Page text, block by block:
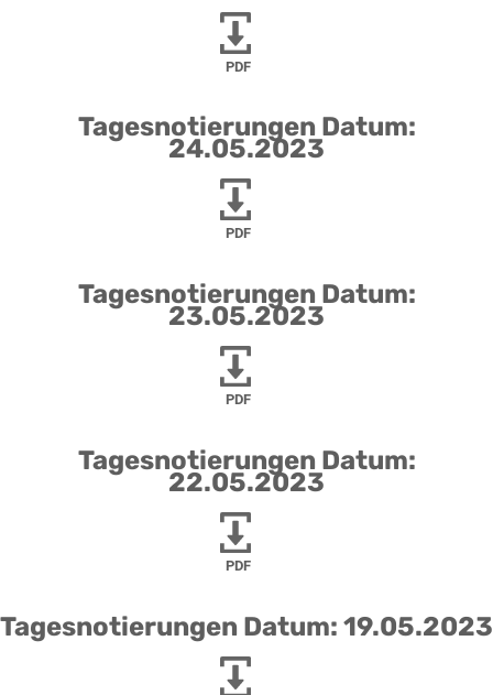
PDF
Tagesnotierungen Datum:
24.05.2023
PDF
Tagesnotierungen Datum:
23.05.2023
PDF
Tagesnotierungen Datum:
22.05.2023
PDF
Tagesnotierungen Datum: 19.05.2023